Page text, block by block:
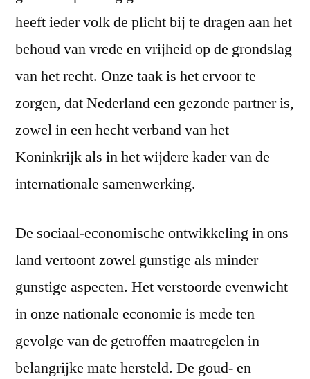
heeft ieder volk de plicht bij te dragen aan het
behoud van vrede en vrijheid op de grondslag
van het recht. Onze taak is het ervoor te
zorgen, dat Nederland een gezonde partner is,
zowel in een hecht verband van het
Koninkrijk als in het wijdere kader van de
internationale samenwerking.
De sociaal-economische ontwikkeling in ons
land vertoont zowel gunstige als minder
gunstige aspecten. Het verstoorde evenwicht
in onze nationale economie is mede ten
gevolge van de getroffen maatregelen in
belangrijke mate hersteld. De goud- en